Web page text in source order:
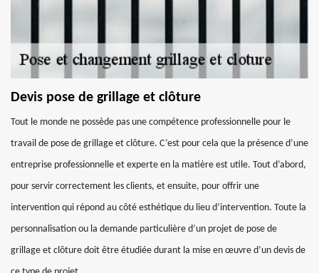
Devis pose de grillage et clôture
Tout le monde ne possède pas une compétence professionnelle pour le
travail de pose de grillage et clôture. C’est pour cela que la présence d’une
entreprise professionnelle et experte en la matière est utile. Tout d’abord,
pour servir correctement les clients, et ensuite, pour offrir une
intervention qui répond au côté esthétique du lieu d’intervention. Toute la
personnalisation ou la demande particulière d’un projet de pose de
grillage et clôture doit être étudiée durant la mise en œuvre d’un devis de